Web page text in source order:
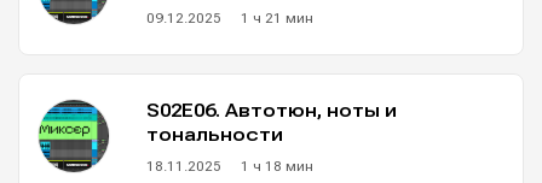
09.12.2025 1 ч 21 мин
S02E06. Автотюн, ноты и
тональности
18.11.2025 1 ч 18 мин